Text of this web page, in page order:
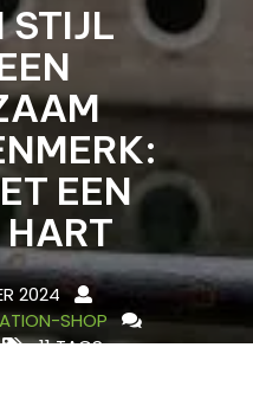
STIJL
EEN
2024
SHOP
11 TAGS